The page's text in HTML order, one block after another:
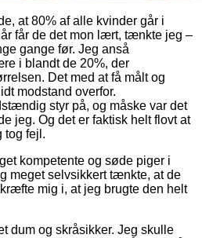
at 80% af alle kvinder går i
får de det mon lært, tænkte jeg –
gange før. Jeg anså
i blandt de 20%, der
Det med at få målt og
modstand overfor.
styr på, og måske var det
jeg. Og det er faktisk helt flovt at
tog fejl.
kompetente og søde piger i
meget selvsikkert tænkte, at de
mig i, at jeg brugte den helt
dum og skråsikker. Jeg skulle